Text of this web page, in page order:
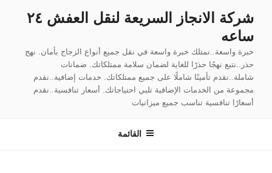
المحتوى
شركة الانجاز السريعة لنقل العفش ٢٤
ساعه
خبرة واسعة..نمتلك خبرة واسعة في نقل جميع أنواع الزجاج بأمان. نهج
حذر..نتبع نهجًا حذرًا للغاية لضمان سلامة ممتلكاتك. ضمانات
شاملة..نقدم تأمينًا شاملًا على جميع ممتلكاتك. خدمات إضافية..نقدم
مجموعة من الخدمات الإضافية تلبي احتياجاتك. أسعار تنافسية..نقدم
أسعارًا تنافسية تناسب جميع ميزانيات
القائمة